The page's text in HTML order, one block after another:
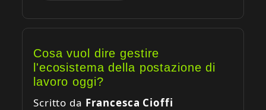
Cosa vuol dire gestire
l'ecosistema della postazione di
lavoro oggi?
Scritto da Francesca Cioffi